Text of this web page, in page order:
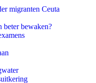
migranten Ceuta
beter bewaken?